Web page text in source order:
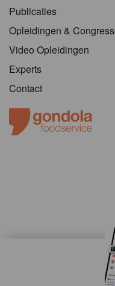
Publicaties
Opleidingen &
Video Opleidingen
Experts
Contact